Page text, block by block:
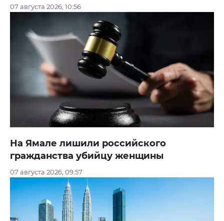
07 августа 2026, 10:56
На Ямале лишили российского
гражданства убийцу женщины
07 августа 2026, 09:57